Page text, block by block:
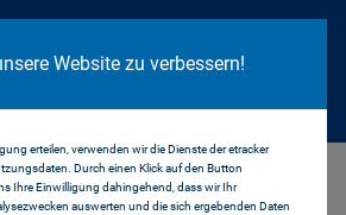
Website zu verbessern!
erteilen, verwenden wir die Dienste der etracker
Durch einen Klick auf den Button
Ihre Einwilligung dahingehend, dass wir Ihr
auswerten und die sich ergebenden Daten